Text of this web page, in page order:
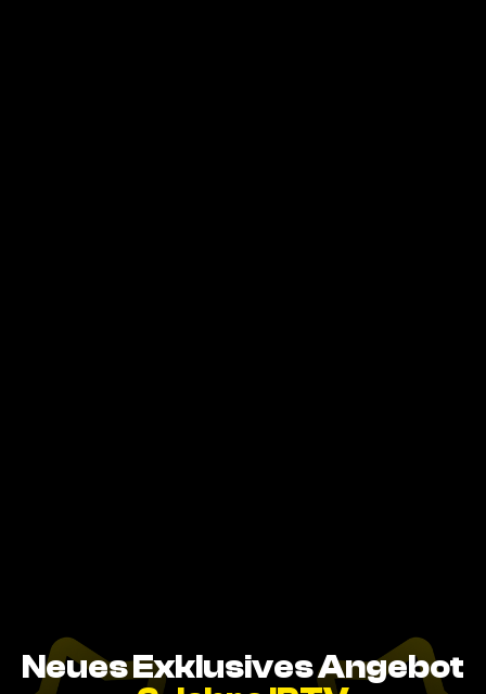
Neues Exklusives Angebot